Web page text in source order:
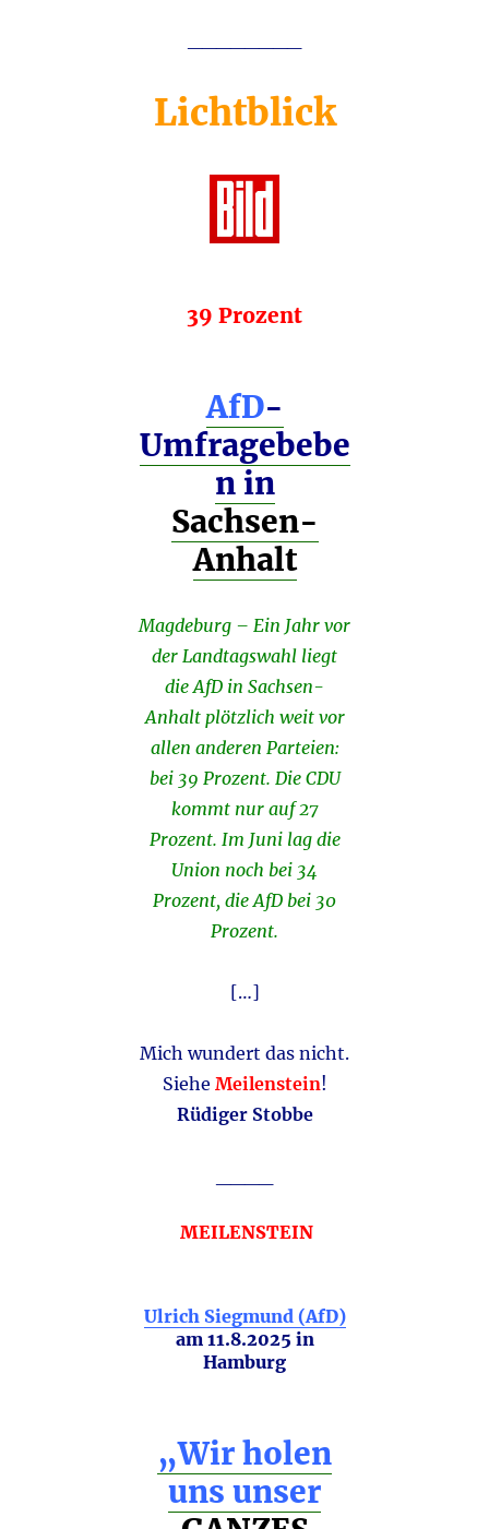
Lichtblick
39 Prozent
AfD-
Umfragebebe
n in
Sachsen-
Anhalt
Magdeburg – Ein Jahr vor
der Landtagswahl liegt
die AfD in Sachsen-
Anhalt plötzlich weit vor
allen anderen Parteien:
bei 39 Prozent. Die CDU
kommt nur auf 27
Prozent. Im Juni lag die
Union noch bei 34
Prozent, die AfD bei 30
Prozent.
[…]
Mich wundert das nicht.
Siehe Meilenstein!
Rüdiger Stobbe
MEILENSTEIN
Ulrich Siegmund (AfD)
am 11.8.2025 in
Hamburg
„Wir holen
uns unser